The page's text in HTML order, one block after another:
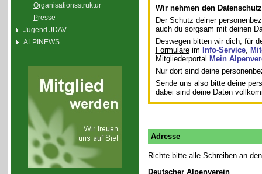
Organisationsstruktur
Presse
Jugend JDAV
ALPINEWS
Wir nehmen den
Der Schutz deiner
auch du sorgsam mit deinen
Deswegen bitten wir dich, für
Formulareim Info-Service,
Mitgliederportal Mein
Nur dort sind deine
Sende uns also bitte deine
dabei sind deine Daten
Adresse
Richte bitte alle Schreiben an
Deutscher Alpenverein